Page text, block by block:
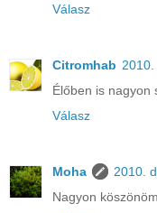
Válasz
Citromhab
Élőben is nagyon
Válasz
Moha
2010.
Nagyon